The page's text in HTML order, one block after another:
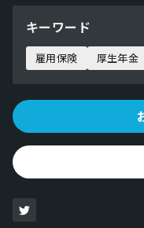
キーワード
雇用保険 厚生年金